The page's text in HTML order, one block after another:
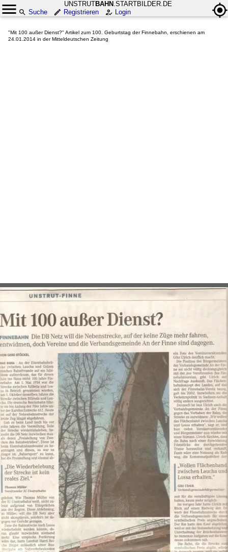
UNSTRUTBAHN .STARTBILDER.DE
Suche
Registrieren Login
"Mit 100 außer Dienst?" Artikel zum 100. Geburtstag der Finnebahn, erschienen am
24.01.2014 in der Mitteldeutschen Zeitung